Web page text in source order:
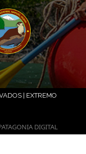
| EXTREMO
DIGITAL